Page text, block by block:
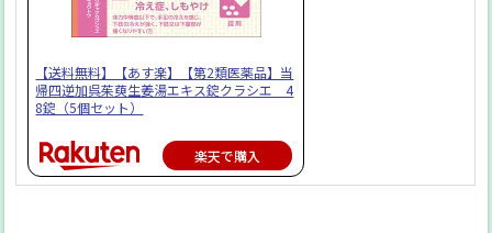
【送料無料】【あす楽】【第2類医薬品】当
帰四逆加呉茱萸生姜湯エキス錠クラシエ 4
8錠（5個セット）
楽天で購入